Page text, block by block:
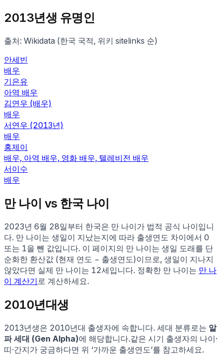
2013년생 유명인
출처: Wikidata (한국 국적, 위키 sitelinks 순)
안세빈
배우
기은유
아역 배우
김연우 (배우)
배우
서연우 (2013년)
배우
홍제이
배우, 아역 배우, 영화 배우, 텔레비전 배우
서이수
배우
만 나이 vs 한국 나이
2023년 6월 28일부터 한국은 만 나이가 법적 공식 나이입니
다. 만 나이는 생일이 지났는지에 따라 출생연도 차이에서 0
또는 1을 뺀 값입니다. 이 페이지의 만 나이는 생일 도래를 단
순화한 환산값 (현재 연도 − 출생연도)이므로, 생일이 지나지
않았다면 실제 만 나이는 12세입니다. 정확한 만 나이는 만 나
이 계산기로 계산하세요.
2010년대생
2013년생은 2010년대 출생자에 속합니다. 세대 분류로는 알
파 세대 (Gen Alpha)에 해당합니다.같은 시기 출생자의 나이·
띠·간지가 궁금하다면 위 ‘가까운 출생연도’를 참고하세요.